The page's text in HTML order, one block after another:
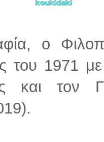
ο
του 1971
και τον